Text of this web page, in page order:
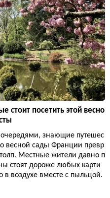
стоит посетить этой весно
знающие путешес
весной сады Франции превр
Местные жители давно п
стоят дороже любых карти
в воздухе вместе с пыльцой.